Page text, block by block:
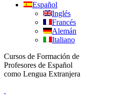
Español
Inglés
Francés
Alemán
Italiano
Cursos de Formación de
Profesores de Español
como Lengua Extranjera